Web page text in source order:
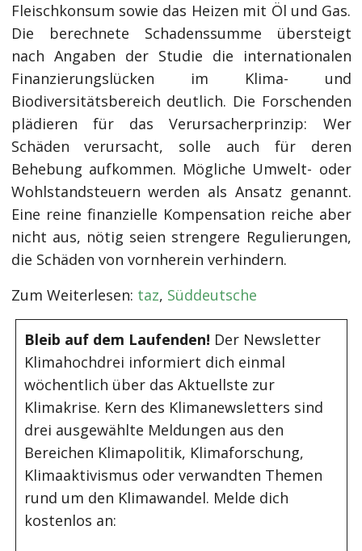
Fleischkonsum sowie das Heizen mit Öl und Gas.
Die berechnete Schadenssumme übersteigt
nach Angaben der Studie die internationalen
Finanzierungslücken im Klima- und
Biodiversitätsbereich deutlich. Die Forschenden
plädieren für das Verursacherprinzip: Wer
Schäden verursacht, solle auch für deren
Behebung aufkommen. Mögliche Umwelt- oder
Wohlstandsteuern werden als Ansatz genannt.
Eine reine finanzielle Kompensation reiche aber
nicht aus, nötig seien strengere Regulierungen,
die Schäden von vornherein verhindern.
Zum Weiterlesen: taz, Süddeutsche
Bleib auf dem Laufenden! Der Newsletter
Klimahochdrei informiert dich einmal
wöchentlich über das Aktuellste zur
Klimakrise. Kern des Klimanewsletters sind
drei ausgewählte Meldungen aus den
Bereichen Klimapolitik, Klimaforschung,
Klimaaktivismus oder verwandten Themen
rund um den Klimawandel. Melde dich
kostenlos an: